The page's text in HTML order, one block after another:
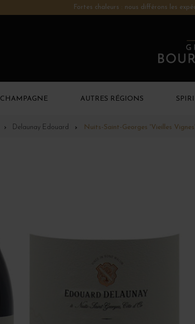
Fortes chaleurs : nous différons les
CHAMPAGNE AUTRES RÉGIONS
Delaunay Edouard Nuits-Saint-Georges 'Vieilles Vignes'